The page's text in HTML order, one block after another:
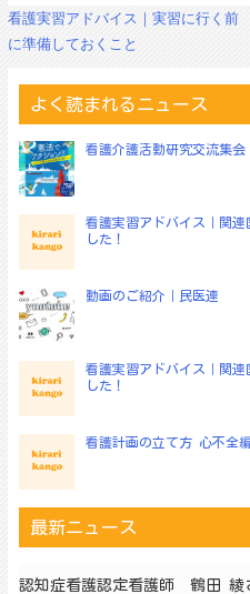
投
稿
ー
シ
ョ
ン
看護実習アドバイス｜実習に行く前
に準備しておくこと
よく読まれるニュース
看護介護活動研究交流集会
看護実習アドバイス｜関
した！
動画のご紹介｜民医連
看護実習アドバイス｜関
した！
看護計画の立て方 心不全
最新ニュース
認知症看護認定看護師 鶴田 綾